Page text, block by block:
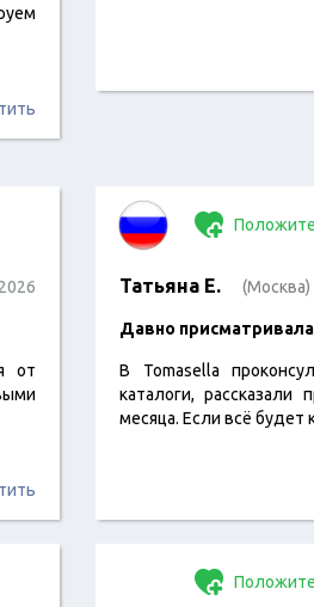
от
Татьяна Е. (Москва)
​Давно
В Tomasella
каталоги, рассказали
месяца. Если всё будет